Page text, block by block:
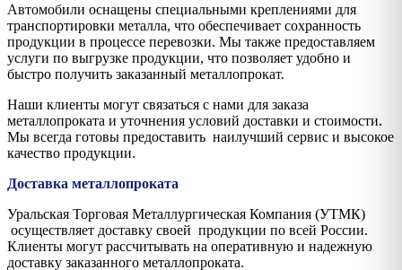
Автомобили оснащены специальными креплениями для
транспортировки металла, что обеспечивает сохранность
продукции в процессе перевозки. Мы также предоставляем
услуги по выгрузке продукции, что позволяет удобно и
быстро получить заказанный металлопрокат.
Наши клиенты могут связаться с нами для заказа
металлопроката и уточнения условий доставки и стоимости.
Мы всегда готовы предоставить наилучший сервис и высокое
качество продукции.
Доставка металлопроката
Уральская Торговая Металлургическая Компания (УТМК)
осуществляет доставку своей продукции по всей России.
Клиенты могут рассчитывать на оперативную и надежную
доставку заказанного металлопроката.